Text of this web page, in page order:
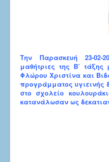
Την Παρασκευή 23-
μαθήτριες της Β’ τάξης
Φλώρου Χριστίνα και
προγράμματος
στο σχολείο
κατανάλωσαν ως